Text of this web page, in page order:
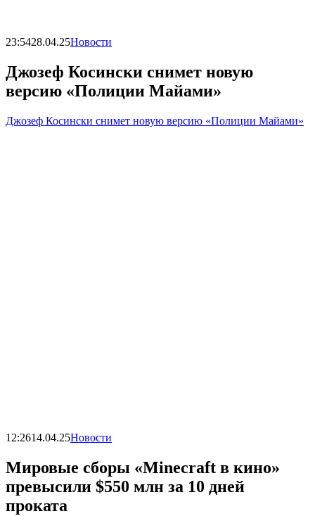
23:5428.04.25Новости
Джозеф Косински снимет новую
версию «Полиции Майами»
Джозеф Косински снимет новую версию «Полиции Майами»
12:2614.04.25Новости
Мировые сборы «Minecraft в кино»
превысили $550 млн за 10 дней
проката